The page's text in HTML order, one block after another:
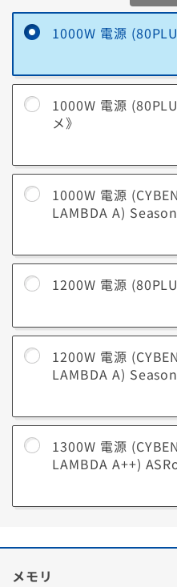
電源容量（W数）
基本的には＜オススメ＞以上の電源
余裕を持たせることで高負荷によ
長持ちさせます。
またグラボやストレージなどを後
買い替えずに対応できます。
電源効率
1000W 電源
1000W 電源
メ》
1000W 電源
LAMBDA A)
1200W 電源
1200W 電源
LAMBDA A)
1300W 電源
LAMBDA A++)
メモリ